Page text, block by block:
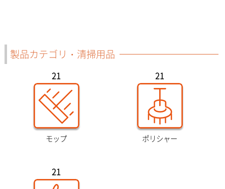
製品カテゴリ・清掃用品
21
モップ
21
ポリシャー
21